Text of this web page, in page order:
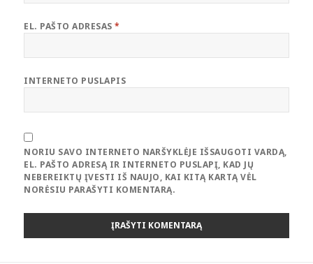
EL. PAŠTO ADRESAS*
INTERNETO PUSLAPIS
NORIU SAVO INTERNETO NARŠYKLĖJE IŠSAUGOTI VARDĄ,
EL. PAŠTO ADRESĄ IR INTERNETO PUSLAPĮ, KAD JŲ
NEBEREIKTŲ ĮVESTI IŠ NAUJO, KAI KITĄ KARTĄ VĖL
NORĖSIU PARAŠYTI KOMENTARĄ.